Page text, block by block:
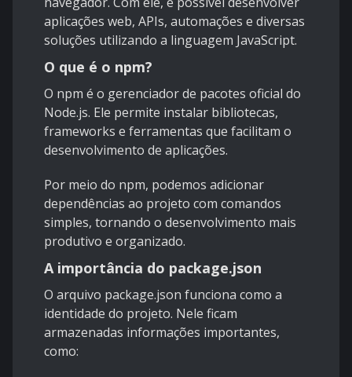
aplicações web, APIs, automações e diversas
soluções utilizando a linguagem JavaScript.
O que é o npm?
O npm é o gerenciador de pacotes oficial do
Node.js. Ele permite instalar bibliotecas,
frameworks e ferramentas que facilitam o
desenvolvimento de aplicações.
Por meio do npm, podemos adicionar
dependências ao projeto com comandos
simples, tornando o desenvolvimento mais
produtivo e organizado.
A importância do package.json
O arquivo package.json funciona como a
identidade do projeto. Nele ficam
armazenadas informações importantes,
como: